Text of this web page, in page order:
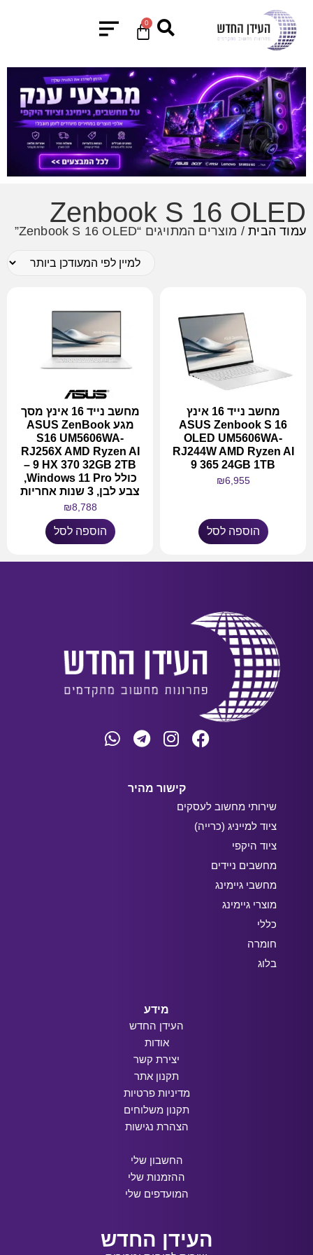
0
Zenbook S 16 OLED
עמוד הבית/ מוצרים המתויגים “Zenbook S 16 OLED”
מחשב נייד 16 אינץ
ASUS Zenbook S 16
OLED UM5606WA-
RJ244W AMD Ryzen AI
9 365 24GB 1TB
₪6,955
הוספה לסל
מחשב נייד 16 אינץ מסך
מגע ASUS ZenBook
S16 UM5606WA-
RJ256X AMD Ryzen AI
9 HX 370 32GB 2TB –
כולל Windows 11 Pro,
צבע לבן, 3 שנות אחריות
₪8,788
הוספה לסל
קישור מהיר
שירותי מחשוב לעסקים
ציוד למייניג (כרייה)
ציוד היקפי
מחשבים ניידים
מחשבי גיימינג
מוצרי גיימינג
כללי
חומרה
בלוג
מידע
העידן החדש
אודות
יצירת קשר
תקנון אתר
מדיניות פרטיות
תקנון משלוחים
הצהרת נגישות
החשבון שלי
ההזמנות שלי
המועדפים שלי
העידן החדש